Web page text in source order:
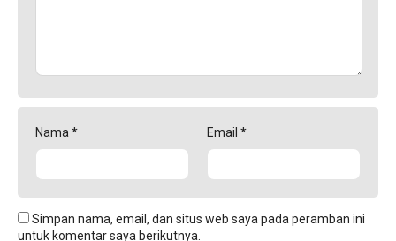
Nama * Email *
Simpan nama, email, dan situs web saya pada peramban ini
untuk komentar saya berikutnya.